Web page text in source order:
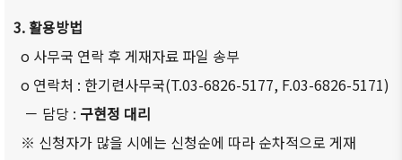
3. 활용방법
o 사무국 연락 후 게재자료 파일 송부
o 연락처 : 한기련사무국(T.03-6826-5177, F.03-6826-5171)
－ 담당 : 구현정 대리
※ 신청자가 많을 시에는 신청순에 따라 순차적으로 게재